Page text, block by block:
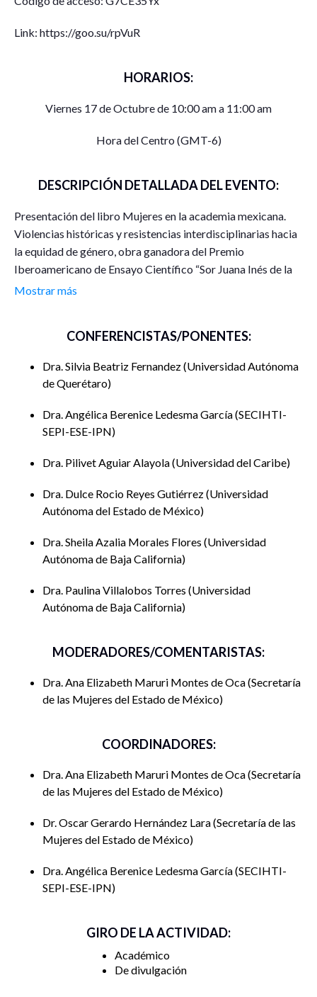
Link: https://goo.su/rpVuR
HORARIOS:
Viernes 17 de Octubre de 10:00 am a 11:00 am
Hora del Centro (GMT-6)
DESCRIPCIÓN DETALLADA DEL EVENTO:
Presentación del libro Mujeres en la academia mexicana.
Violencias históricas y resistencias interdisciplinarias hacia
la equidad de género, obra ganadora del Premio
Iberoamericano de Ensayo Científico “Sor Juana Inés de la
Cruz” 2024. La actividad reunirá a las autoras del libro —
conforman esta obra colectiva. Se contará con la
críticamente con los contenidos del libro y enriquecerá la
discusión desde su propia experiencia
El objetivo de la actividad es s
ocializar el contenido del
de visibilizar las múltiples formas de violencia estructural
destacar las estrategias de resistencia y agencia que han
desarrollado. El objetivo es generar un espacio de diálogo
reflexión crítica sobre las desigualdades de género en la
academia, y al mismo tiempo impulse redes de apoyo,
cuidado y transformación institucional desde los
feminismos.
Mostrar más
CONFERENCISTAS/PONENTES:
Dra. Silvia Beatriz Fernandez Universidad Autónoma
de Querétaro
Dra. Angélica Berenice Ledesma García SECIHTI-
SEPI-ESE-IPN
Dra. Pilivet Aguiar Alayola Universidad del Caribe
Dra. Dulce Rocio Reyes Gutiérrez Universidad
Autónoma del Estado de México
Dra. Sheila Azalia Morales Flores Universidad
Autónoma de Baja California
Dra. Paulina Villalobos Torres Universidad
Autónoma de Baja California
MODERADORES/COMENTARISTAS:
Dra. Ana Elizabeth Maruri Montes de Oca Secretaría
de las Mujeres del Estado de México
COORDINADORES:
Dra. Ana Elizabeth Maruri Montes de Oca Secretaría
de las Mujeres del Estado de México
Dr. Oscar Gerardo Hernández Lara Secretaría de las
Mujeres del Estado de México
Dra. Angélica Berenice Ledesma García SECIHTI-
SEPI-ESE-IPN
GIRO DE LA ACTIVIDAD:
Académico
De divulgación